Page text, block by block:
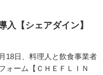
入【シェアダイン】
18日、料理人と飲食事業者
ォーム【ＣＨＥＦＬＩＮ